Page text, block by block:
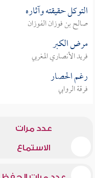
التوكل حقيقته وآثاره
صالح بن فوزان الفوزان
مرض الكبر
فريد الأنصاري المغربي
رغم الحصار
فرقة الروابي
عدد مرات
الاستماع